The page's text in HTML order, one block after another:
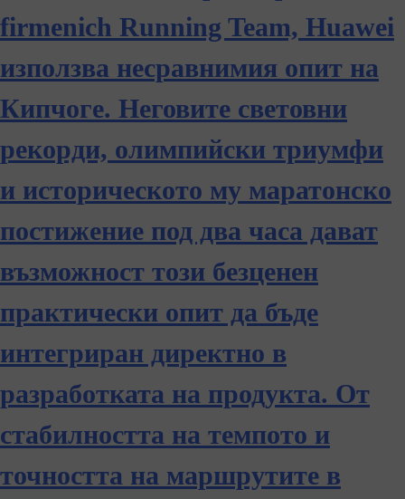
firmenich Running Team, Huawei
използва несравнимия опит на
Кипчоге. Неговите световни
рекорди, олимпийски триумфи
и историческото му маратонско
постижение под два часа дават
възможност този безценен
практически опит да бъде
интегриран директно в
разработката на продукта. От
стабилността на темпото и
точността на маршрутите в